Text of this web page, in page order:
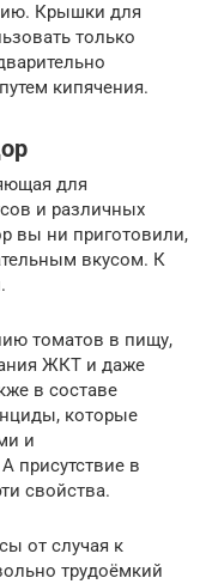
Крышки для
только
кипячения.
для
и различных
вы ни приготовили,
вкусом. К
томатов в пищу,
ЖКТ и даже
в составе
которые
и
присутствие в
свойства.
от случая к
трудоёмкий